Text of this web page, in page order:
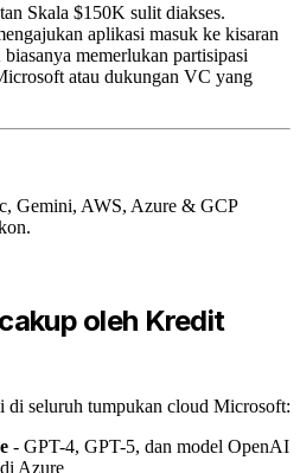
Skala $150K sulit diakses.
aplikasi masuk ke kisaran
memerlukan partisipasi
atau dukungan VC yang
Gemini, AWS, Azure & GCP
oleh Kredit
di seluruh tumpukan cloud Microsoft:
- GPT-4, GPT-5, dan model OpenAI
Azure